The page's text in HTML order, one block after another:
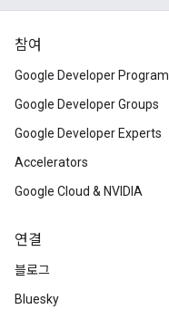
참여
Google Developer Program
Google Developer Groups
Google Developer Experts
Accelerators
Google Cloud & NVIDIA
연결
블로그
Bluesky